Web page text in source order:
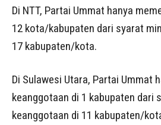
Di NTT, Partai Ummat hanya
12 kota/kabupaten dari syarat
17 kabupaten/kota.
Di Sulawesi Utara, Partai Ummat
keanggotaan di 1 kabupaten dari
keanggotaan di 11 kabupaten/